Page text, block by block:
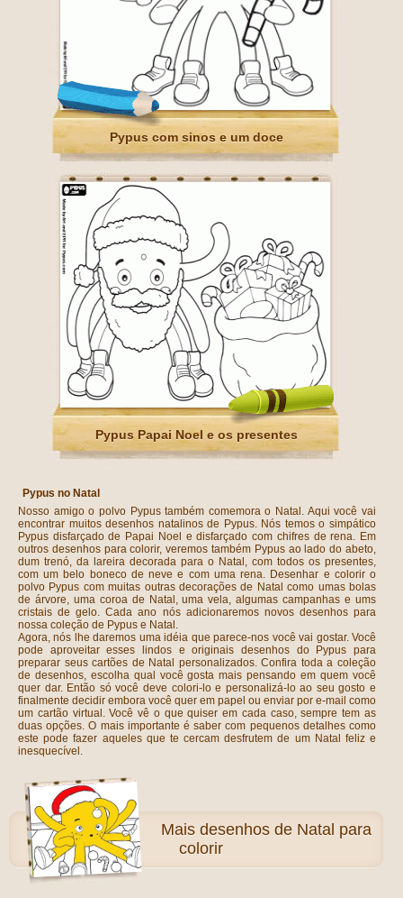
Pypus com sinos e um doce
Pypus Papai Noel e os presentes
Pypus no Natal
Nosso amigo o polvo Pypus também comemora o Natal. Aqui você vai
encontrar muitos desenhos natalinos de Pypus. Nós temos o simpático
Pypus disfarçado de Papai Noel e disfarçado com chifres de rena. Em
outros desenhos para colorir, veremos também Pypus ao lado do abeto,
dum trenó, da lareira decorada para o Natal, com todos os presentes,
com um belo boneco de neve e com uma rena. Desenhar e colorir o
polvo Pypus com muitas outras decorações de Natal como umas bolas
de árvore, uma coroa de Natal, uma vela, algumas campanhas e ums
cristais de gelo. Cada ano nós adicionaremos novos desenhos para
nossa coleção de Pypus e Natal.
Agora, nós lhe daremos uma idéia que parece-nos você vai gostar. Você
pode aproveitar esses lindos e originais desenhos do Pypus para
preparar seus cartões de Natal personalizados. Confira toda a coleção
de desenhos, escolha qual você gosta mais pensando em quem você
quer dar. Então só você deve colori-lo e personalizá-lo ao seu gosto e
finalmente decidir embora você quer em papel ou enviar por e-mail como
um cartão virtual. Você vê o que quiser em cada caso, sempre tem as
duas opções. O mais importante é saber com pequenos detalhes como
este pode fazer aqueles que te cercam desfrutem de um Natal feliz e
inesquecível.
Mais desenhos de Natal para
colorir